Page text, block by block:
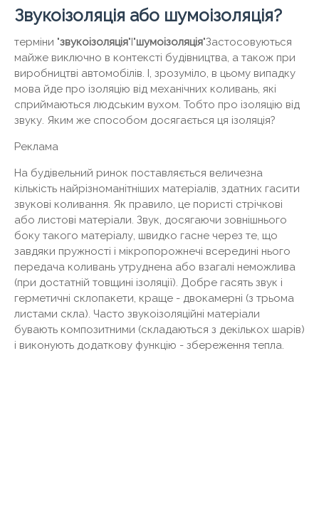
Звукоізоляція або шумоізоляція?
терміни "звукоізоляція"І"шумоізоляція"Застосовуються
майже виключно в контексті будівництва, а також при
виробництві автомобілів. І, зрозуміло, в цьому випадку
мова йде про ізоляцію від механічних коливань, які
сприймаються людським вухом. Тобто про ізоляцію від
звуку. Яким же способом досягається ця ізоляція?
Реклама
На будівельний ринок поставляється величезна
кількість найрізноманітніших матеріалів, здатних гасити
звукові коливання. Як правило, це пористі стрічкові
або листові матеріали. Звук, досягаючи зовнішнього
боку такого матеріалу, швидко гасне через те, що
завдяки пружності і мікропорожнечі всередині нього
передача коливань утруднена або взагалі неможлива
(при достатній товщині ізоляції). Добре гасять звук і
герметичні склопакети, краще - двокамерні (з трьома
листами скла). Часто звукоізоляційні матеріали
бувають композитними (складаються з декількох шарів)
і виконують додаткову функцію - збереження тепла.